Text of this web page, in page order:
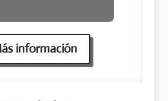
información